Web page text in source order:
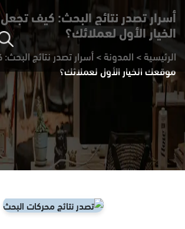
أسرار تصدر نتائج البحث: كيف
الخيار الأول لعملائك؟
الرئيسية> المدونة> أسرار تصدر نتائج
موقعك الخيار الأول لعملائك؟